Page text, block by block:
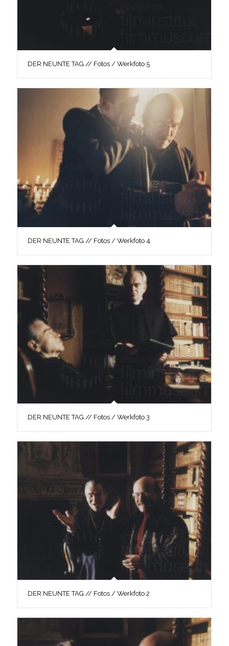
DER NEUNTE TAG // Fotos / Werkfoto 5
DER NEUNTE TAG // Fotos / Werkfoto 4
DER NEUNTE TAG // Fotos / Werkfoto 3
DER NEUNTE TAG // Fotos / Werkfoto 2